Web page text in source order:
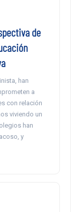
de
han
a
con relación
viviendo un
han
y